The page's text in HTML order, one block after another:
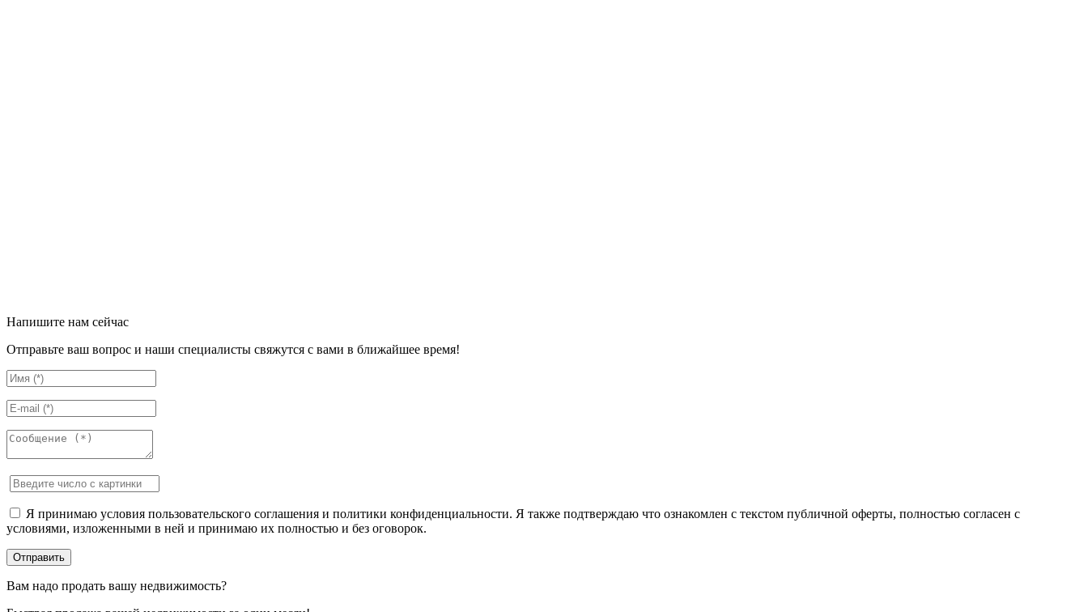
Напишите нам сейчас
Отправьте ваш вопрос и наши специалисты свяжутся с вами в ближайшее время!
Я принимаю условия пользовательского соглашения и политики конфиденциальности. Я также подтверждаю что ознакомлен с текстом публичной оферты, полностью согласен с
условиями, изложенными в ней и принимаю их полностью и без оговорок.
Вам надо продать вашу недвижимость?